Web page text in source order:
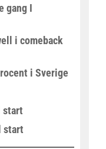
gang I
i comeback
i Sverige
start
start